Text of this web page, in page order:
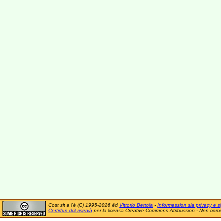
Cost sit a l'è (C) 1995-2026 ëd Vittorio Bertola - Informassion sla privacy e
Certidun drit riservà për la licensa Creative Commons Atribussion - Nen